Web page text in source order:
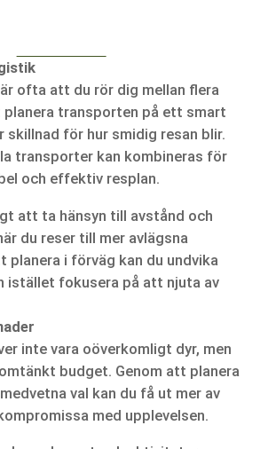
ofta att du rör dig mellan flera
transporten på ett smart
för hur smidig resan blir.
transporter kan kombineras för
och effektiv resplan.
att ta hänsyn till avstånd och
du reser till mer avlägsna
planera i förväg kan du undvika
istället fokusera på att njuta av
inte vara oöverkomligt dyr, men
budget. Genom att planera
val kan du få ut mer av
med upplevelsen.